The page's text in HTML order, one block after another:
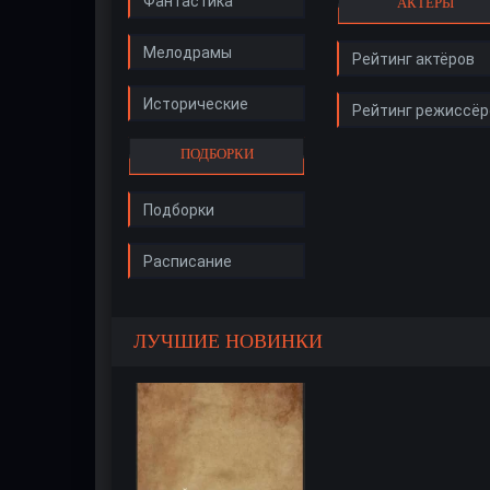
Мелодрамы
Исторические
ПОДБОРКИ
Подборки
Расписание
Рейтинг актёров
Рейтинг
ЛУЧШИЕ НОВИНКИ